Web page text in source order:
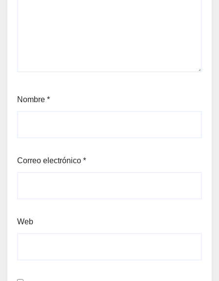
Nombre *
Correo electrónico *
Web